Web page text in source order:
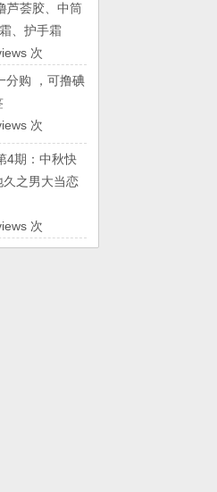
芦荟胶、中筒
、护手霜
次
分购 ，可撸碘
次
4期：中秋快
久之男大当恋
次